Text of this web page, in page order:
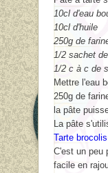
10cl d'eau
10cl d'huile
250g de
1/2 sachet
1/2 c à c de
Mettre l'eau
250g de
la pâte
La pâte
Tarte
C'est un peu
facile en